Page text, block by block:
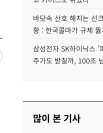
바닷속 산호 해치는 선
황 : 한국콜마가 규제
삼성전자 SK하이닉스 '
주가도 받칠까, 100조
많이 본 기사